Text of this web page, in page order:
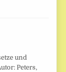
und
Peters,